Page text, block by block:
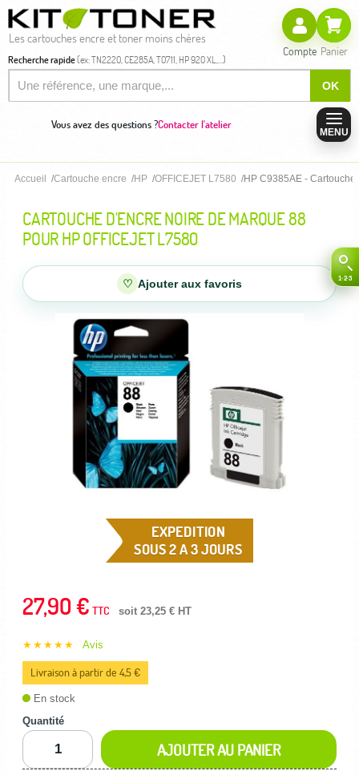
Les cartouches encre et toner moins chères
Recherche rapide(ex: TN2220, CE285A, T0711, HP 920 XL,...)
OK
Compte Panier
Vous avez des questions ?Contacter l'atelier
MENU
Accueil Cartouche encre HP OFFICEJET L7580 HP C9385AE -
CARTOUCHE D'ENCRE NOIRE DE MARQUE 88
POUR HP OFFICEJET L7580
♡ Ajouter aux favoris
EXPEDITION
SOUS 2 A 3 JOURS
27,90 € TTC soit 23,25 € HT
★★★★★ Avis
Livraison à partir de 4,5 €
En stock
Quantité
AJOUTER AU PANIER